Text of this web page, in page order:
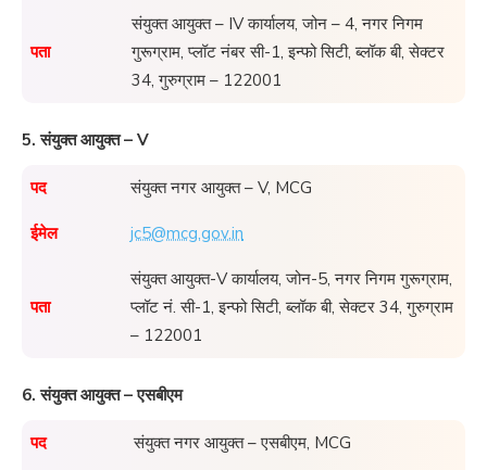
पता
संयुक्त आयुक्त – IV कार्यालय, जोन – 4, नगर निगम
गुरूग्राम, प्लॉट नंबर सी-1, इन्फो सिटी, ब्लॉक बी, सेक्टर
34, गुरुग्राम – 122001
5. संयुक्त आयुक्त – V
पद संयुक्त नगर आयुक्त – V, MCG
ईमेल jc5@mcg.gov.in
पता
संयुक्त आयुक्त-V कार्यालय, जोन-5, नगर निगम गुरूग्राम,
प्लॉट नं. सी-1, इन्फो सिटी, ब्लॉक बी, सेक्टर 34, गुरुग्राम
– 122001
6. संयुक्त आयुक्त – एसबीएम
पद संयुक्त नगर आयुक्त – एसबीएम, MCG